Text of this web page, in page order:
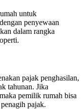
untuk
penyewaan
dalam rangka
pajak penghasilan,
tahunan. Jika
pemilik rumah bisa
pajak.